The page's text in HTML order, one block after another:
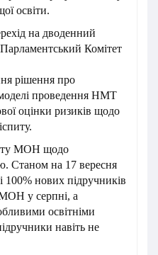
освіти.
на дводенний
Комітет
рішення про
проведення НМТ
оцінки ризиків щодо
МОН щодо
Станом на 17 вересня
100% нових підручників
МОН у серпні, а
освітніми
навіть не